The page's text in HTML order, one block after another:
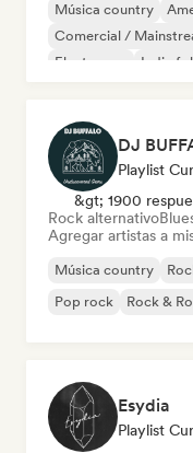
Música country
Comercial /
Electropop
Indie
DJ
Playlist
&gt; 1900
Rock alternativo
Agregar artistas a
Música country
Pop rock
Rock &
Esydia
Playlist